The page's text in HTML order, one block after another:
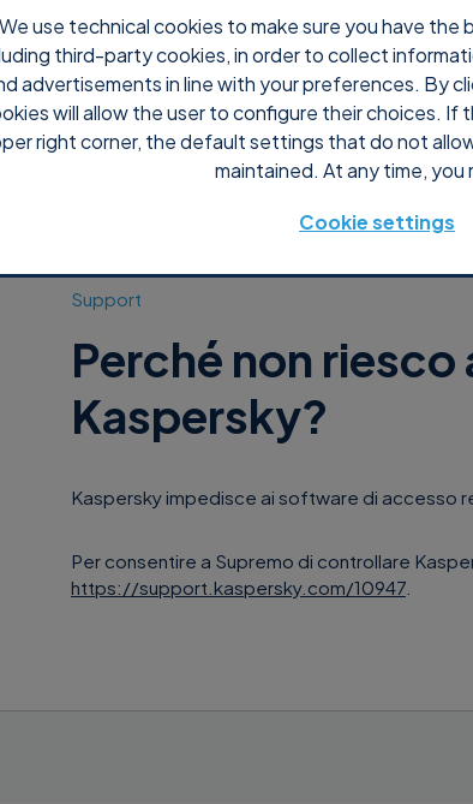
We use technical cookies to make sure you have
third-party cookies, in order to collect
advertisements in line with your preferences. By
will allow the user to configure their choices.
right corner, the default settings that do not
maintained. At any time,
Cookie settings
Perché Supremo
Support
Perché non
Kaspersky?
Kaspersky impedisce ai software di accesso
Per consentire a Supremo di controllare
https://support.kaspersky.com/10947